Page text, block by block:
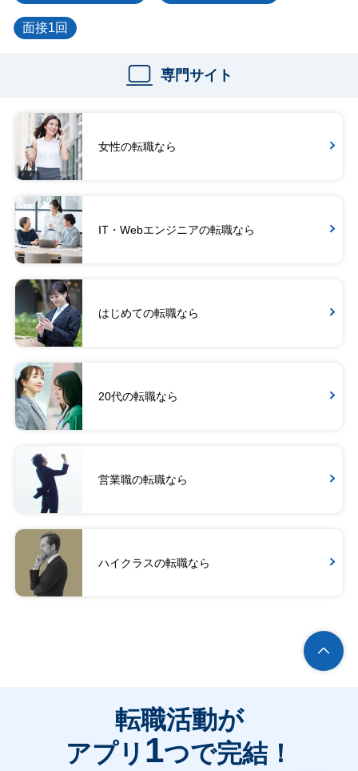
面接1回
専門サイト
女性の転職なら
IT・Webエンジニアの転職なら
はじめての転職なら
20代の転職なら
営業職の転職なら
ハイクラスの転職なら
転職活動が
アプリ 1つで完結！